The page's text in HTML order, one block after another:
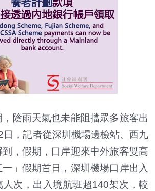
陰雨天氣也未能阻擋眾多旅客出
日，記者從深圳機場邊檢站、西九
，假期，口岸迎來中外旅客雙高
」假期首日，深圳機場口岸出入
次，出入境航班超140架次，較